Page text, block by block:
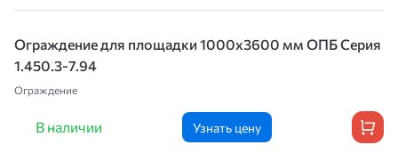
Ограждение для площадки 1000х3600 мм ОПБ Серия
1.450.3-7.94
Ограждение
В наличии Узнать цену